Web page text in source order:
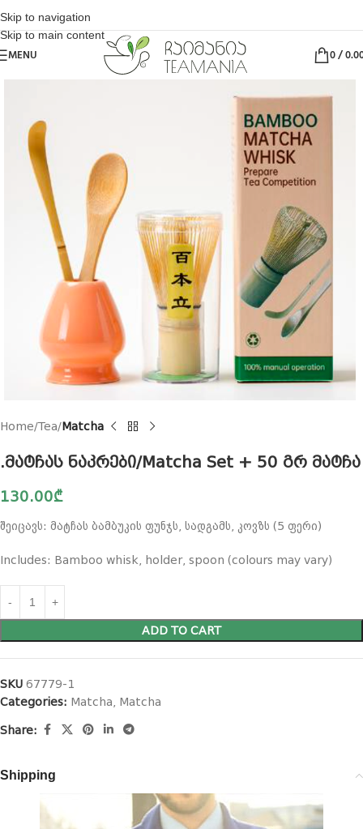
Skip to navigation
Skip to main content
MENU 0/
Home Tea Matcha
.მატჩას ნაკრები/Matcha Set + 50 გრ მატჩა
130.00₾
შეიცავს: მატჩას ბამბუკის ფუნჯს, სადგამს, კოვზს (5 ფერი)
Includes: Bamboo whisk, holder, spoon (colours may vary)
ADD TO CART
SKU 67779-1
Categories: Matcha Matcha
Share:
Shipping